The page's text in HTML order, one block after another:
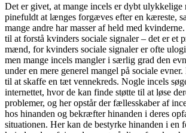
Det er givet, at mange incels er dybt ulykkelige
pinefuldt at længes forgæves efter en kæreste,
mange andre har masser af held med
til at forstå kvinders sociale signaler – det er et
mænd, for kvinders sociale signaler er ofte
men mange incels mangler i særlig grad den
under en mere generel mangel på sociale
til at skaffe en tæt vennekreds. Nogle incels
internettet, hvor de kan finde støtte til at løse
problemer, og her opstår der fællesskaber af
hos hinanden og bekræfter hinanden i deres
situationen. Her kan de bestyrke hinanden i en